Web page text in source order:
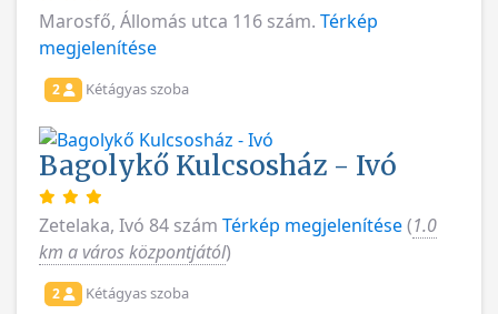
Marosfő, Állomás utca 116 szám. Térkép
megjelenítése
2 Kétágyas szoba
Bagolykő Kulcsosház - Ivó
Zetelaka, Ivó 84 szám Térkép megjelenítése(1.0
km a város központjától)
2 Kétágyas szoba